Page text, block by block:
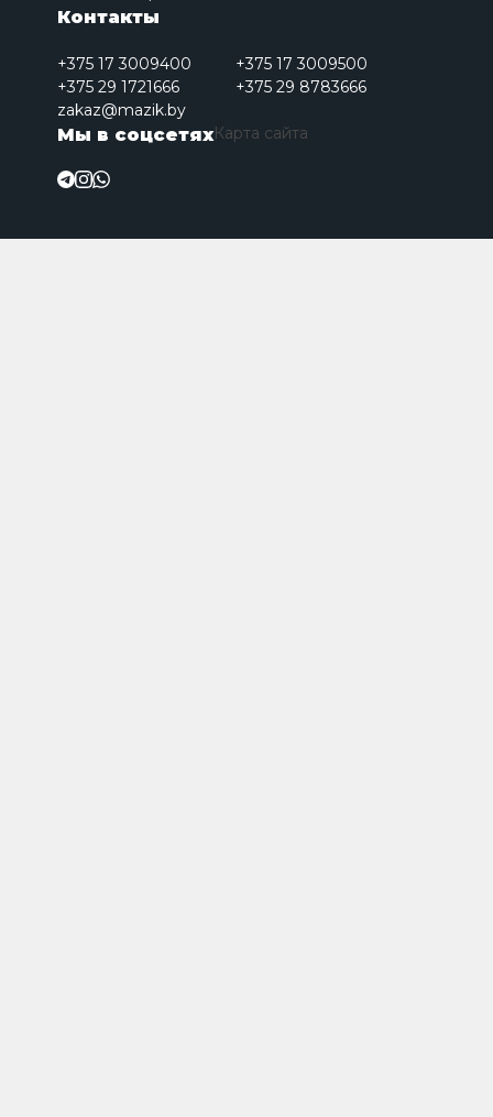
Контакты
+375 17 3009400
+375 17 3009500
+375 29 1721666
+375 29 8783666
zakaz@mazik.by
Мы в соцсетяхКарта сайта